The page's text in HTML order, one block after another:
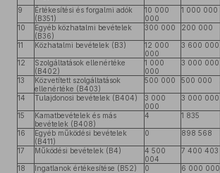
9
Értékesítési és forgalmi adók
(B351)
10 000
000
1 000 000
10
Egyéb közhatalmi bevételek
(B36)
300 000 200 000
11 Közhatalmi bevételek (B3)
12 000
000
3 600 000
12
Szolgáltatások ellenértéke
(B402)
1 000
000
3 000 000
13
Közvetített szolgáltatások
ellenértéke (B403)
500 000 500 000
14 Tulajdonosi bevételek (B404)
3 000
000
3 000 000
15
Kamatbevételek és más
bevételek (B408)
4 1 835
16
Egyéb működési bevételek
(B411)
0 898 568
17 Működési bevételek (B4)
4 500
004
7 400 403
18 Ingatlanok értékesítése (B52) 0 6 000 000